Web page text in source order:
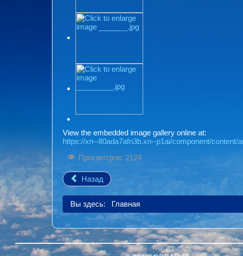
View the embedded image gallery online at:
https://xn--80ada7afn3b.xn--p1ai/component/
Просмотров: 2124
Назад
Вы здесь: Главная